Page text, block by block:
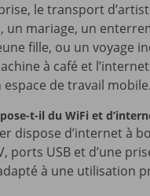
le transport
un mariage, un
fille, ou un voyage
à café et
de travail mobile.
t-il du WiFi et
dispose d’internet à
ports USB et d’une
à une utilisation